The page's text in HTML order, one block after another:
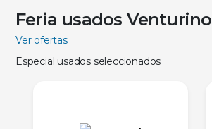
Feria usados Venturino
Ver ofertas
Especial usados seleccionados